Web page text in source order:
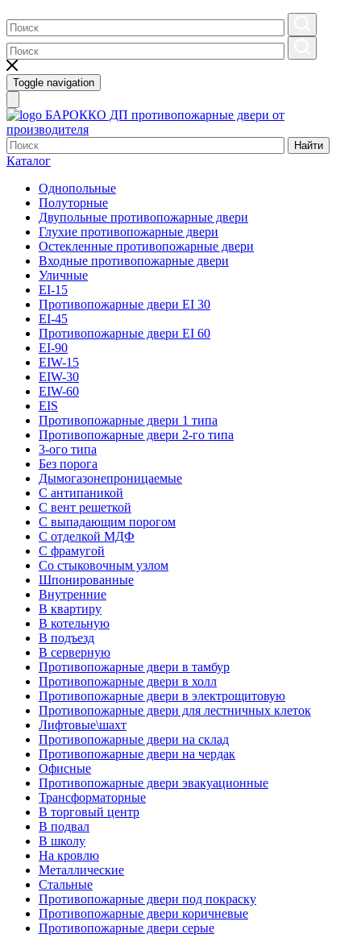
Toggle navigation
БАРОККО ДП противопожарные двери от
производителя
Найти
Каталог
Однопольные
Полуторные
Двупольные противопожарные двери
Глухие противопожарные двери
Остекленные противопожарные двери
Входные противопожарные двери
Уличные
EI-15
Противопожарные двери EI 30
EI-45
Противопожарные двери EI 60
EI-90
EIW-15
EIW-30
EIW-60
EIS
Противопожарные двери 1 типа
Противопожарные двери 2-го типа
3-ого типа
Без порога
Дымогазонепроницаемые
С антипаникой
С вент решеткой
С выпадающим порогом
С отделкой МДФ
С фрамугой
Со стыковочным узлом
Шпонированные
Внутренние
В квартиру
В котельную
В подъезд
В серверную
Противопожарные двери в тамбур
Противопожарные двери в холл
Противопожарные двери в электрощитовую
Противопожарные двери для лестничных клеток
Лифтовые\шахт
Противопожарные двери на склад
Противопожарные двери на чердак
Офисные
Противопожарные двери эвакуационные
Трансформаторные
В торговый центр
В подвал
В школу
На кровлю
Металлические
Стальные
Противопожарные двери под покраску
Противопожарные двери коричневые
Противопожарные двери серые